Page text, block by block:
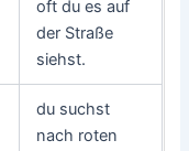
oft du es auf
der Straße
siehst.
du suchst
nach roten